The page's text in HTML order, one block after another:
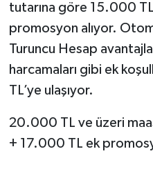
tutarına göre 15.000
promosyon alıyor.
Turuncu Hesap
harcamaları gibi ek
TL’ye ulaşıyor.
20.000 TL ve üzeri
+ 17.000 TL ek
SEYAHAT
SİYASET
SPOR